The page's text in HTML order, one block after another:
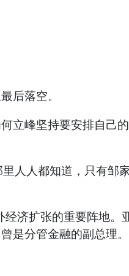
后落空。
立峰坚持要安排自己
人人都知道，只有邹
济扩张的重要阵地。
是分管金融的副总理。